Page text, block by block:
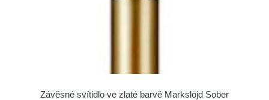
Závěsné svítidlo ve zlaté barvě Markslöjd Sober